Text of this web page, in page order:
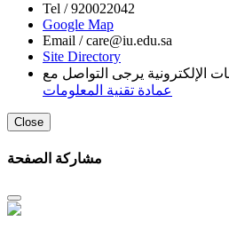
Tel /920022042
Google Map
Email /care@iu.edu.sa
Site Directory
الإلكترونية يرجى التواصل مع
عمادة تقنية المعلومات
Close
مشاركة الصفحة